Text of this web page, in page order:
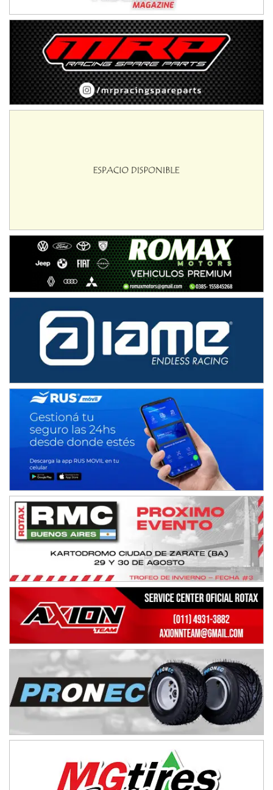
Ciudad de Avellaneda (Asfalto)
Avellaneda (Santa Fe)
SUR SANTAFESINO - F4
José Samuel Sánchez (Tierra)
Rufino (Santa Fe)
TUCUMANO - F5
Juan Navarro (Asfalto)
El Timbó (Tucumán)